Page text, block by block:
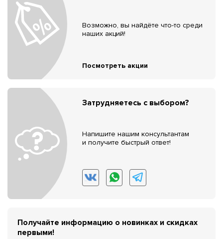
Возможно, вы найдёте что-то среди
наших акций!
Посмотреть акции
Затрудняетесь с выбором?
Напишите нашим консультантам
и получите быстрый ответ!
Получайте информацию о новинках и скидках
первыми!